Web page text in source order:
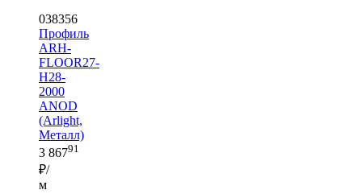
038356
Профиль
ARH-
FLOOR27-
H28-
2000
ANOD
(Arlight,
Металл)
3 86791
₽/
м